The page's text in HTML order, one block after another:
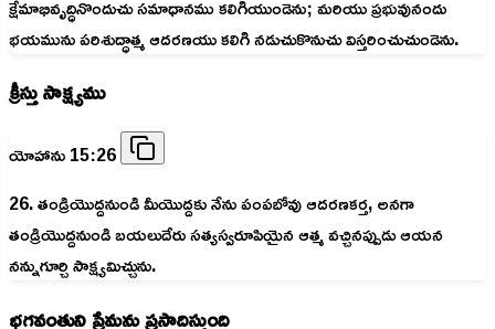
క్షేమాభివృద్ధినొందుచు సమాధానము కలిగియుండెను; మరియు ప్రభువునందు
భయమును పరిశుద్ధాత్మ ఆదరణయు కలిగి నడుచుకొనుచు విస్తరించుచుండెను.
క్రీస్తు సాక్ష్యము
యోహాను 15:26
26. తండ్రియొద్దనుండి మీయొద్దకు నేను పంపబోవు ఆదరణకర్త, అనగా
తండ్రియొద్దనుండి బయలుదేరు సత్యస్వరూపియైన ఆత్మ వచ్చినప్పుడు ఆయన
నన్నుగూర్చి సాక్ష్యమిచ్చును.
భగవంతుని ప్రేమను ప్రసాదిస్తుంది